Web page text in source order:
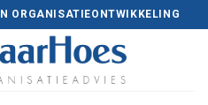
ORGANISATIEONTWIKKELING